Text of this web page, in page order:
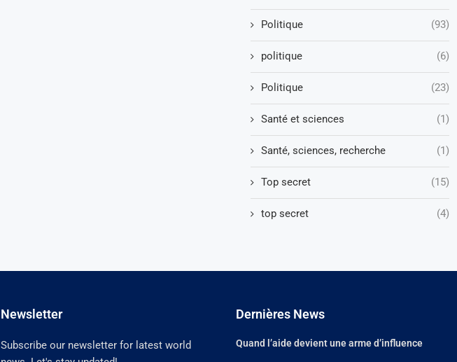
Politique (93)
politique (6)
Politique (23)
Santé et sciences (1)
Santé, sciences, recherche (1)
Top secret (15)
top secret (4)
Newsletter
Subscribe our newsletter for latest world
Dernières News
Quand l’aide devient une arme d’influence